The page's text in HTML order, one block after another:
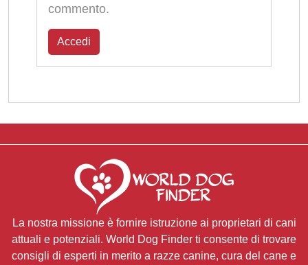
commento.
Accedi
La nostra missione è fornire istruzione ai proprietari di cani
attuali e potenziali. World Dog Finder ti consente di trovare
consigli di esperti in merito a razze canine, cura del cane e